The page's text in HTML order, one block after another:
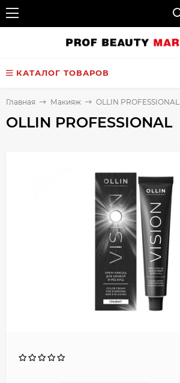
КАТАЛОГ ТОВАРОВ
Главная Макияж OLLIN PROFESSIONAL
OLLIN PROFESSIONAL